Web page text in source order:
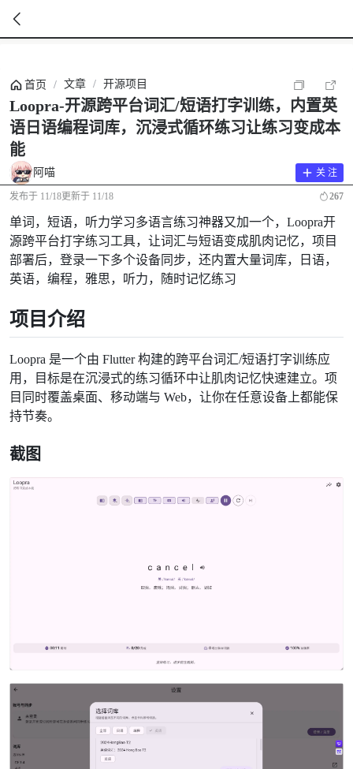
首页 / 文章 / 开源项目
Loopra-开源跨平台词汇/短语打字训练，内置英
语日语编程词库，沉浸式循环练习让练习变成本
能
阿喵 关 注
发布于 11/18更新于 11/18 267
单词，短语，听力学习多语言练习神器又加一个，Loopra开
源跨平台打字练习工具，让词汇与短语变成肌肉记忆，项目
部署后，登录一下多个设备同步，还内置大量词库，日语，
英语，编程，雅思，听力，随时记忆练习
项目介绍
Loopra 是一个由 Flutter 构建的跨平台词汇/短语打字训练应
用，目标是在沉浸式的练习循环中让肌肉记忆快速建立。项
目同时覆盖桌面、移动端与 Web，让你在任意设备上都能保
持节奏。
截图